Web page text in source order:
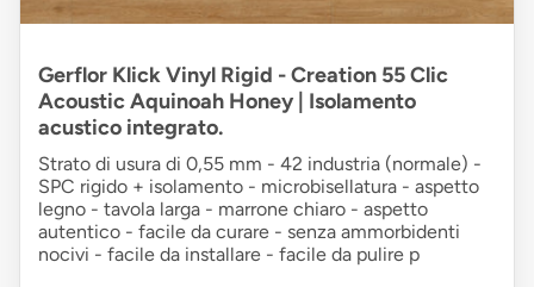
Gerflor Klick Vinyl Rigid - Creation 55 Clic
Acoustic Aquinoah Honey | Isolamento
acustico integrato.
Strato di usura di 0,55 mm - 42 industria (normale) -
SPC rigido + isolamento - microbisellatura - aspetto
legno - tavola larga - marrone chiaro - aspetto
autentico - facile da curare - senza ammorbidenti
nocivi - facile da installare - facile da pulire p